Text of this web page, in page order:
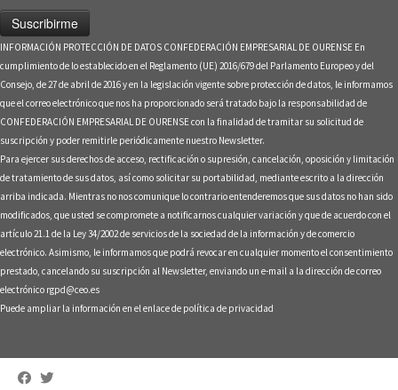
INFORMACIÓN PROTECCIÓN DE DATOS CONFEDERACIÓN EMPRESARIAL DE OURENSE En
cumplimiento de lo establecido en el Reglamento (UE) 2016/679 del Parlamento Europeo y del
Consejo, de 27 de abril de 2016 y en la legislación vigente sobre protección de datos, le informamos
que el correo electrónico que nos ha proporcionado será tratado bajo la responsabilidad de
CONFEDERACIÓN EMPRESARIAL DE OURENSE con la finalidad de tramitar su solicitud de
suscripción y poder remitirle periódicamente nuestro Newsletter.
Para ejercer sus derechos de acceso, rectificación o supresión, cancelación, oposición y limitación
de tratamiento de sus datos, así como solicitar su portabilidad, mediante escrito a la dirección
arriba indicada. Mientras no nos comunique lo contrario entenderemos que sus datos no han sido
modificados, que usted se compromete a notificarnos cualquier variación y que de acuerdo con el
artículo 21.1 de la Ley 34/2002 de servicios de la sociedad de la información y de comercio
electrónico. Asimismo, le informamos que podrá revocar en cualquier momento el consentimiento
prestado, cancelando su suscripción al Newsletter, enviando un e-mail a la dirección de correo
electrónico rgpd@ceo.es
Puede ampliar la información en el enlace de política de privacidad